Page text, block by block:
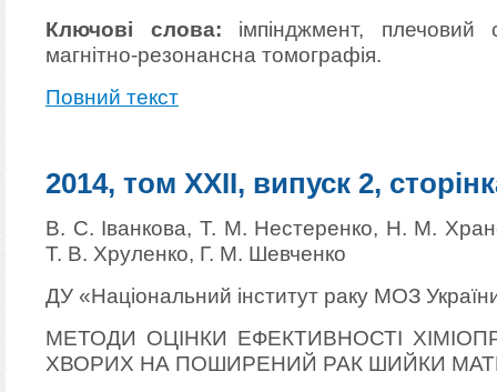
Ключові слова: імпінджмент, плечовий
магнітно-резонансна томографія.
Повний текст
2014, том XXII, випуск 2,
В. С. Іванкова, Т. М. Нестеренко, Н. М.
Т. В. Хруленко, Г. М. Шевченко
ДУ «Національний інститут раку МОЗ
МЕТОДИ ОЦІНКИ ЕФЕКТИВНОСТІ
ХВОРИХ НА ПОШИРЕНИЙ РАК ШИЙКИ